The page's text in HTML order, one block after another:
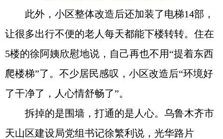
此外，小区整体改造后还加装了电梯14部，
让很多出行不便的老人每天都能下楼转转。住在
5楼的徐阿姨欣慰地说，自己再也不用“提着东西
爬楼梯”了。不少居民感叹，小区改造后“环境好
了干净了，人心情舒畅了”。
拆掉的是围墙，打通的是人心。乌鲁木齐市
天山区建设局党组书记徐繁利说，光华路片